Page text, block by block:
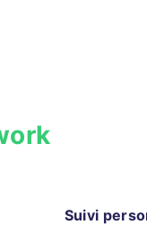
Suivi